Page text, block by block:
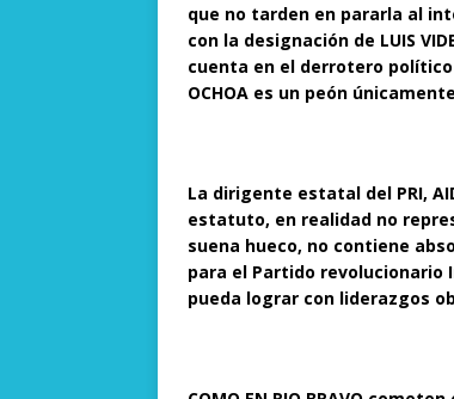
que no tarden en pararla al
con la designación de LUIS
cuenta en el derrotero político
OCHOA es un peón
La dirigente estatal del PRI,
estatuto, en realidad no
suena hueco, no contiene
para el Partido revolucionario
pueda lograr con liderazgos